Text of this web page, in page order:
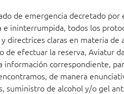
de emergencia decretado
ininterrumpida, todos los
directrices claras en materia
de efectuar la reserva, Aviatur
información correspondiente,
de manera
suministro de alcohol y/o gel